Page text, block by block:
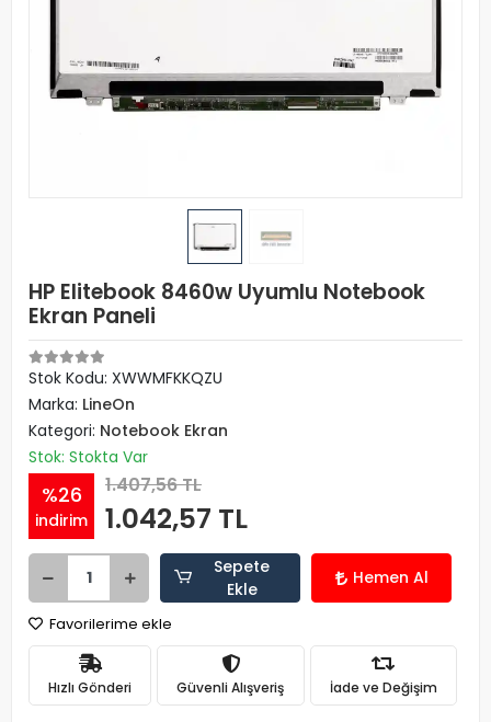
HP Elitebook 8460w Uyumlu Notebook
Ekran Paneli
Stok Kodu: XWWMFKKQZU
Marka: LineOn
Kategori: Notebook Ekran
Stok: Stokta Var
%26
indirim
1.407,56 TL
1.042,57 TL
Sepete
Ekle
Hemen Al
Favorilerime ekle
Hızlı Gönderi Güvenli Alışveriş İade ve Değişim